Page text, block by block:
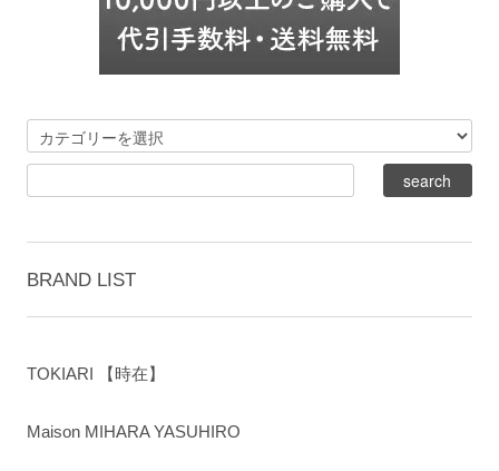
BRAND LIST
TOKIARI 【時在】
Maison MIHARA YASUHIRO